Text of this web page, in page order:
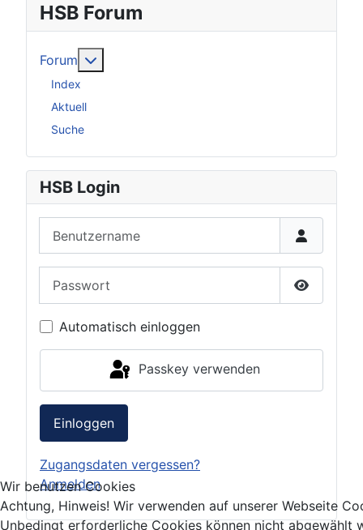
HSB Forum
Forum
Index
Aktuell
Suche
HSB Login
Passwort
Automatisch einloggen
Passkey verwenden
Einloggen
Zugangsdaten vergessen?
Anmelden
Wir benutzen Cookies
Achtung, Hinweis! Wir verwenden auf unserer Webseite
Unbedingt erforderliche Cookies können nicht abgewählt